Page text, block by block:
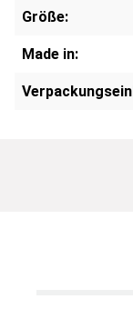
Größe:
Made in: